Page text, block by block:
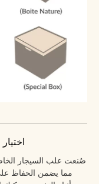
صُنعت علب السيجار
مما يضمن الحفاظ